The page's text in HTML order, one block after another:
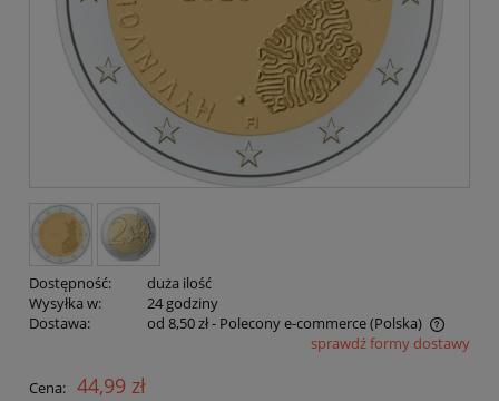
Dostępność:
duża ilość
Wysyłka w:
24 godziny
Dostawa:
od 8,50 zł- Polecony e-commerce(Polska)
Cena nie zawiera ewentualnych kosztów płatnościsprawdź formy dostawy
Cena: 44,99 zł